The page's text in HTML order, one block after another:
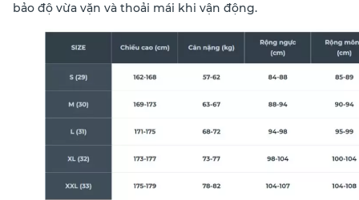
bảo độ vừa vặn và thoải mái khi vận động.